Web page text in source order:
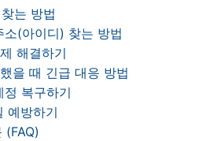
는 방법
(아이디) 찾는 방법
해결하기
을 때 긴급 대응 방법
복구하기
예방하기
(FAQ)